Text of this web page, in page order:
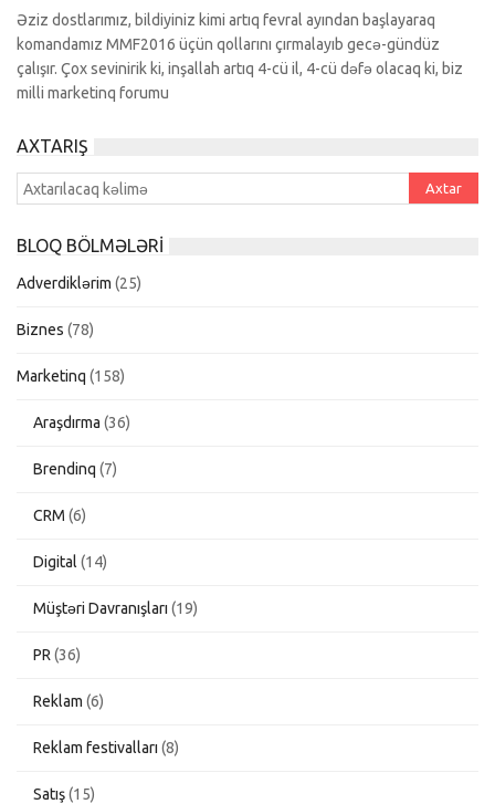
Əziz dostlarımız, bildiyiniz kimi artıq fevral ayından başlayaraq
komandamız MMF2016 üçün qollarını çırmalayıb gecə-gündüz
çalışır. Çox sevinirik ki, inşallah artıq 4-cü il, 4-cü dəfə olacaq ki, biz
milli marketinq forumu
AXTARIŞ
BLOQ BÖLMƏLƏRI
Adverdiklərim (25)
Biznes (78)
Marketinq (158)
Araşdırma (36)
Brendinq (7)
CRM (6)
Digital (14)
Müştəri Davranışları (19)
PR (36)
Reklam (6)
Reklam festivalları (8)
Satış(15)